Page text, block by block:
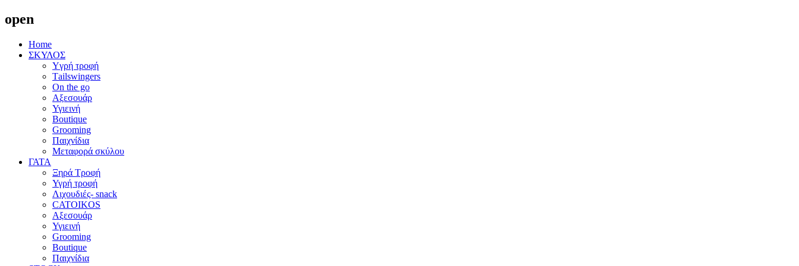
open
Home
ΣΚΥΛΟΣ
Yγρή τροφή
Τailswingers
On the go
Αξεσουάρ
Υγιεινή
Boutique
Grooming
Παιχνίδια
Μεταφορά σκύλου
ΓΑΤΑ
Ξηρά Τροφή
Υγρή τροφή
Λιχουδιές- snack
CATOIKOS
Αξεσουάρ
Υγιεινή
Grooming
Boutique
Παιχνίδια